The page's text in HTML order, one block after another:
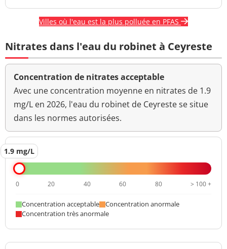
Villes où l'eau est la plus polluée en PFAS
Nitrates dans l'eau du robinet à Ceyreste
Concentration de nitrates acceptable
Avec une concentration moyenne en nitrates de 1.9
mg/L en 2026, l'eau du robinet de Ceyreste se situe
dans les normes autorisées.
1.9 mg/L
0 20 40 60 80 > 100 +
Concentration acceptable
Concentration anormale
Concentration très anormale